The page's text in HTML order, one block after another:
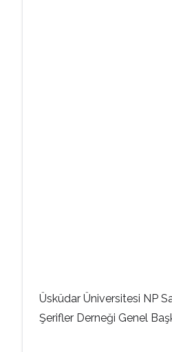
Üsküdar Üniversitesi NP
Şerifler Derneği Genel